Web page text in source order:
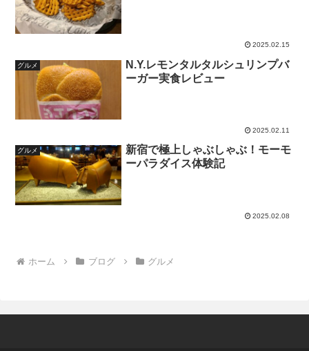
2025.02.15
グルメ
N.Y.レモンタルタルシュリンプバ
ーガー実食レビュー
2025.02.11
グルメ
新宿で極上しゃぶしゃぶ！モーモ
ーパラダイス体験記
2025.02.08
ホーム ブログ グルメ